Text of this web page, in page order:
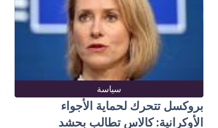
سياسة
بروكسل تتحرك لحماية الأجواء
الأوكرانية: كالاس تطالب بحشد